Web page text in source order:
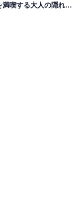
見る
満喫する大人の隠れ宿